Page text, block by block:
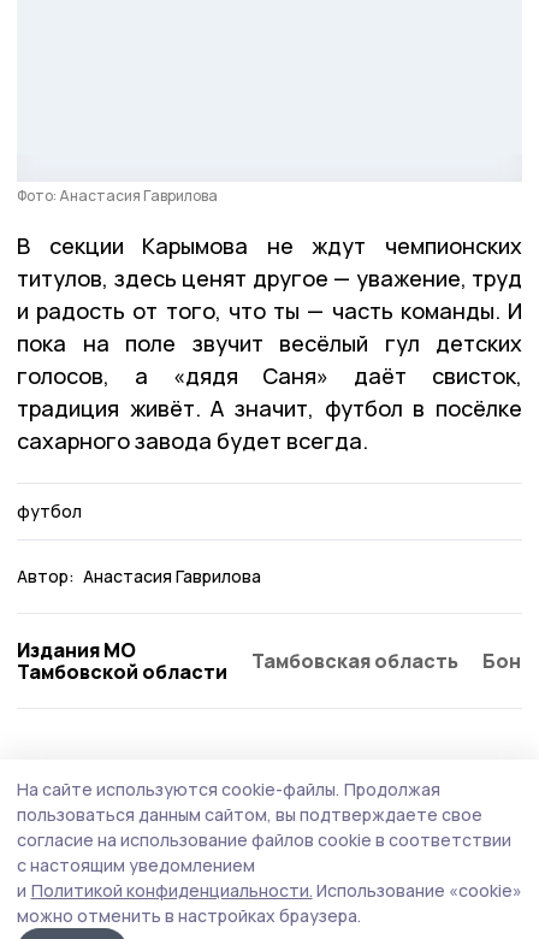
Фото: Анастасия Гаврилова
В секции Карымова не ждут чемпионских
титулов, здесь ценят другое — уважение, труд
и радость от того, что ты — часть команды. И
пока на поле звучит весёлый гул детских
голосов, а «дядя Саня» даёт свисток,
традиция живёт. А значит, футбол в посёлке
сахарного завода будет всегда.
футбол
Автор: Анастасия Гаврилова
Издания МО
Тамбовской области
Тамбовская область
На сайте используются cookie-файлы. Продолжая
пользоваться данным сайтом, вы подтверждаете свое
согласие на использование файлов cookie в соответствии
с настоящим уведомлением
и Политикой конфиденциальности. Использование «cookie»
можно отменить в настройках браузера.